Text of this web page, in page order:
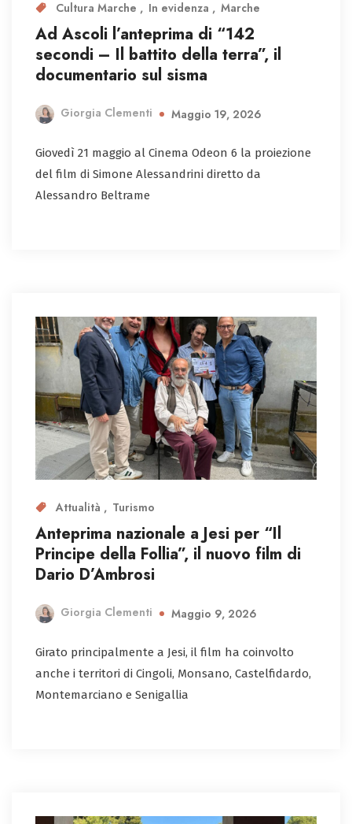
Cultura Marche In evidenza Marche
Ad Ascoli l’anteprima di “142
secondi – Il battito della terra”, il
documentario sul sisma
Giorgia Clementi Maggio 19, 2026
Giovedì 21 maggio al Cinema Odeon 6 la proiezione
del film di Simone Alessandrini diretto da
Alessandro Beltrame
Attualità Turismo
Anteprima nazionale a Jesi per “Il
Principe della Follia”, il nuovo film di
Dario D’Ambrosi
Giorgia Clementi Maggio 9, 2026
Girato principalmente a Jesi, il film ha coinvolto
anche i territori di Cingoli, Monsano, Castelfidardo,
Montemarciano e Senigallia